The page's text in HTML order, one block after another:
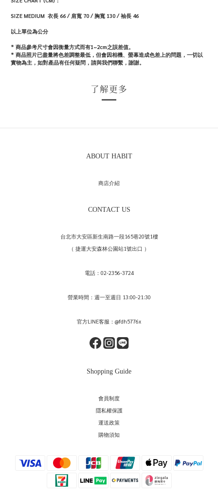
SIZE MEDIUM 衣長 66 / 肩寬 70 / 胸寬 130 / 袖長 46
以上單位為公分
* 商品參考尺寸會因衡量方式而有1~2cm之誤差值。
* 商品照片已盡量將色差調整最低，但會因相機、螢幕造成色差上的問題，一切以
實物為主，如對產品有任何疑問，請與我們聯繫，謝謝。
了解更多
ABOUT HABIT
商店介紹
CONTACT US
台北市大安區新生南路一段165巷20號1樓
（ 捷運大安森林公園站1號出口 ）
電話：02-2356-3724
營業時間：週一至週日 13:00-21:30
官方LINE客服：@fdh5776x
Shopping Guide
會員制度
隱私權保護
運送政策
購物須知